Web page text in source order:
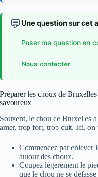
💬 Une question sur cet
Poser ma question en
Nous contacter
Préparer les choux de
savoureux
Souvent, le chou de Bruxelles
amer, trop fort, trop cuit. Ici, on
Commencez par enlever
autour des choux.
Coupez légèrement le
que le chou ne se défasse